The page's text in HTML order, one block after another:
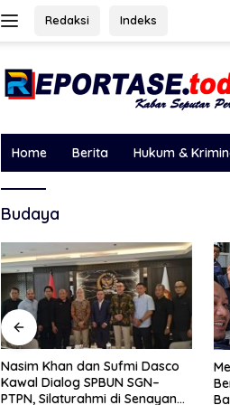
Redaksi Indeks
Home Berita Hukum &
Budaya
Mediasi HM Nasim Khan
Berbuah Respons, PTPN III Mulai
Bahas Aspirasi Bonus dan